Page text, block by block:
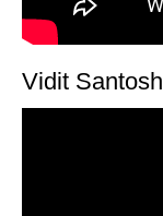
Vidit Santosh